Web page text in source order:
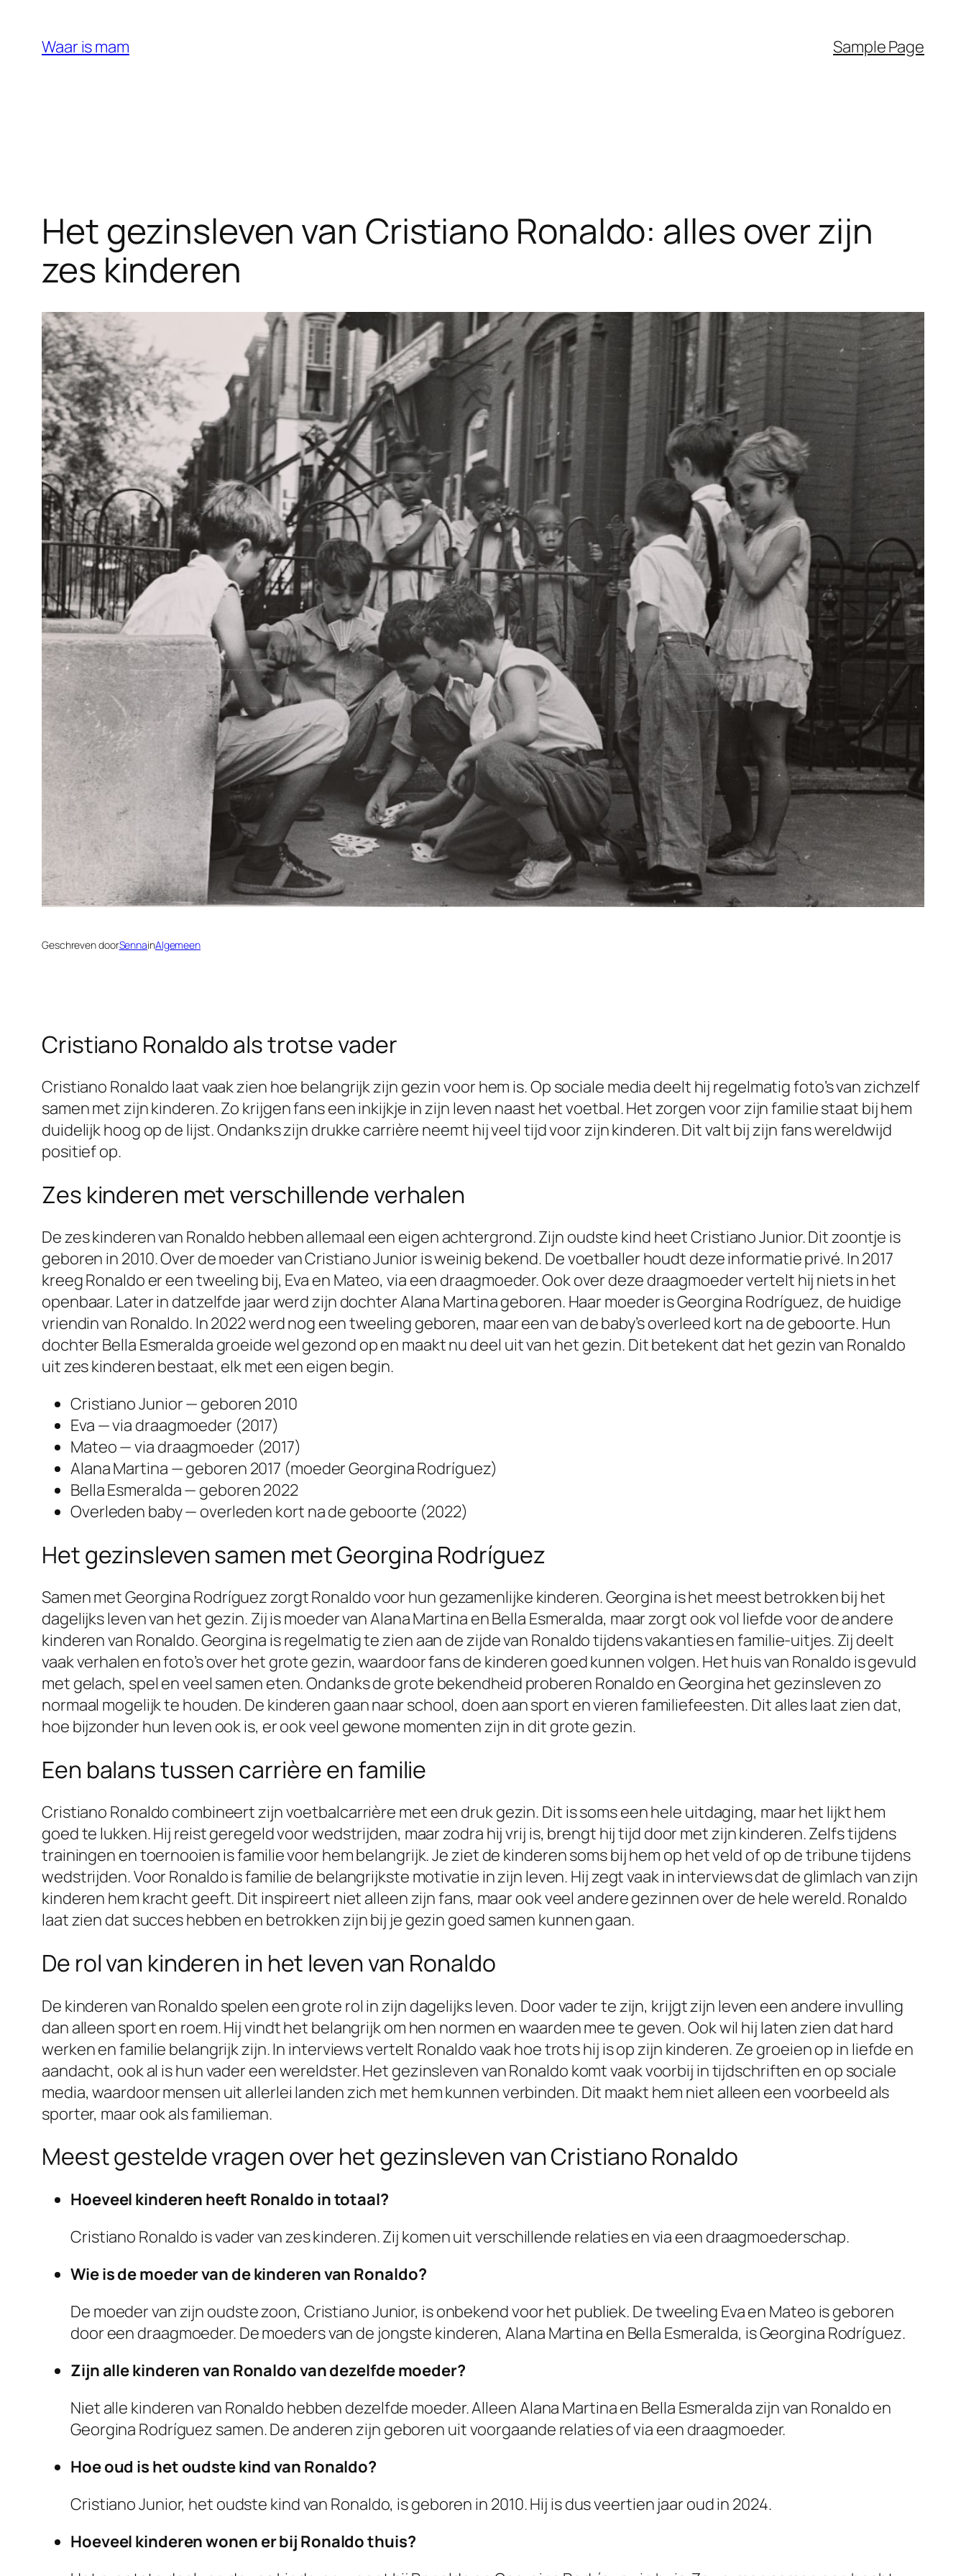
Waar is mam Sample Page
Het gezinsleven van Cristiano Ronaldo: alles over zijn
zes kinderen
Geschreven doorSennainAlgemeen
Cristiano Ronaldo als trotse vader
Cristiano Ronaldo laat vaak zien hoe belangrijk zijn gezin voor hem is. Op sociale media deelt hij regelmatig foto’s van zichzelf
samen met zijn kinderen. Zo krijgen fans een inkijkje in zijn leven naast het voetbal. Het zorgen voor zijn familie staat bij hem
duidelijk hoog op de lijst. Ondanks zijn drukke carrière neemt hij veel tijd voor zijn kinderen. Dit valt bij zijn fans wereldwijd
positief op.
Zes kinderen met verschillende verhalen
De zes kinderen van Ronaldo hebben allemaal een eigen achtergrond. Zijn oudste kind heet Cristiano Junior. Dit zoontje is
geboren in 2010. Over de moeder van Cristiano Junior is weinig bekend. De voetballer houdt deze informatie privé. In 2017
kreeg Ronaldo er een tweeling bij, Eva en Mateo, via een draagmoeder. Ook over deze draagmoeder vertelt hij niets in het
openbaar. Later in datzelfde jaar werd zijn dochter Alana Martina geboren. Haar moeder is Georgina Rodríguez, de huidige
vriendin van Ronaldo. In 2022 werd nog een tweeling geboren, maar een van de baby’s overleed kort na de geboorte. Hun
dochter Bella Esmeralda groeide wel gezond op en maakt nu deel uit van het gezin. Dit betekent dat het gezin van Ronaldo
uit zes kinderen bestaat, elk met een eigen begin.
Cristiano Junior — geboren 2010
Eva — via draagmoeder (2017)
Mateo — via draagmoeder (2017)
Alana Martina — geboren 2017 (moeder Georgina Rodríguez)
Bella Esmeralda — geboren 2022
Overleden baby — overleden kort na de geboorte (2022)
Het gezinsleven samen met Georgina Rodríguez
Samen met Georgina Rodríguez zorgt Ronaldo voor hun gezamenlijke kinderen. Georgina is het meest betrokken bij het
dagelijks leven van het gezin. Zij is moeder van Alana Martina en Bella Esmeralda, maar zorgt ook vol liefde voor de andere
kinderen van Ronaldo. Georgina is regelmatig te zien aan de zijde van Ronaldo tijdens vakanties en familie-uitjes. Zij deelt
vaak verhalen en foto’s over het grote gezin, waardoor fans de kinderen goed kunnen volgen. Het huis van Ronaldo is gevuld
met gelach, spel en veel samen eten. Ondanks de grote bekendheid proberen Ronaldo en Georgina het gezinsleven zo
normaal mogelijk te houden. De kinderen gaan naar school, doen aan sport en vieren familiefeesten. Dit alles laat zien dat,
hoe bijzonder hun leven ook is, er ook veel gewone momenten zijn in dit grote gezin.
Een balans tussen carrière en familie
Cristiano Ronaldo combineert zijn voetbalcarrière met een druk gezin. Dit is soms een hele uitdaging, maar het lijkt hem
goed te lukken. Hij reist geregeld voor wedstrijden, maar zodra hij vrij is, brengt hij tijd door met zijn kinderen. Zelfs tijdens
trainingen en toernooien is familie voor hem belangrijk. Je ziet de kinderen soms bij hem op het veld of op de tribune tijdens
wedstrijden. Voor Ronaldo is familie de belangrijkste motivatie in zijn leven. Hij zegt vaak in interviews dat de glimlach van zijn
kinderen hem kracht geeft. Dit inspireert niet alleen zijn fans, maar ook veel andere gezinnen over de hele wereld. Ronaldo
laat zien dat succes hebben en betrokken zijn bij je gezin goed samen kunnen gaan.
De rol van kinderen in het leven van Ronaldo
De kinderen van Ronaldo spelen een grote rol in zijn dagelijks leven. Door vader te zijn, krijgt zijn leven een andere invulling
dan alleen sport en roem. Hij vindt het belangrijk om hen normen en waarden mee te geven. Ook wil hij laten zien dat hard
werken en familie belangrijk zijn. In interviews vertelt Ronaldo vaak hoe trots hij is op zijn kinderen. Ze groeien op in liefde en
aandacht, ook al is hun vader een wereldster. Het gezinsleven van Ronaldo komt vaak voorbij in tijdschriften en op sociale
media, waardoor mensen uit allerlei landen zich met hem kunnen verbinden. Dit maakt hem niet alleen een voorbeeld als
sporter, maar ook als familieman.
Meest gestelde vragen over het gezinsleven van Cristiano Ronaldo
Hoeveel kinderen heeft Ronaldo in totaal?
Cristiano Ronaldo is vader van zes kinderen. Zij komen uit verschillende relaties en via een draagmoederschap.
Wie is de moeder van de kinderen van Ronaldo?
De moeder van zijn oudste zoon, Cristiano Junior, is onbekend voor het publiek. De tweeling Eva en Mateo is geboren
door een draagmoeder. De moeders van de jongste kinderen, Alana Martina en Bella Esmeralda, is Georgina Rodríguez.
Zijn alle kinderen van Ronaldo van dezelfde moeder?
Niet alle kinderen van Ronaldo hebben dezelfde moeder. Alleen Alana Martina en Bella Esmeralda zijn van Ronaldo en
Georgina Rodríguez samen. De anderen zijn geboren uit voorgaande relaties of via een draagmoeder.
Hoe oud is het oudste kind van Ronaldo?
Cristiano Junior, het oudste kind van Ronaldo, is geboren in 2010. Hij is dus veertien jaar oud in 2024.
Hoeveel kinderen wonen er bij Ronaldo thuis?